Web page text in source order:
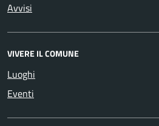
Avvisi
VIVERE IL COMUNE
Luoghi
Eventi